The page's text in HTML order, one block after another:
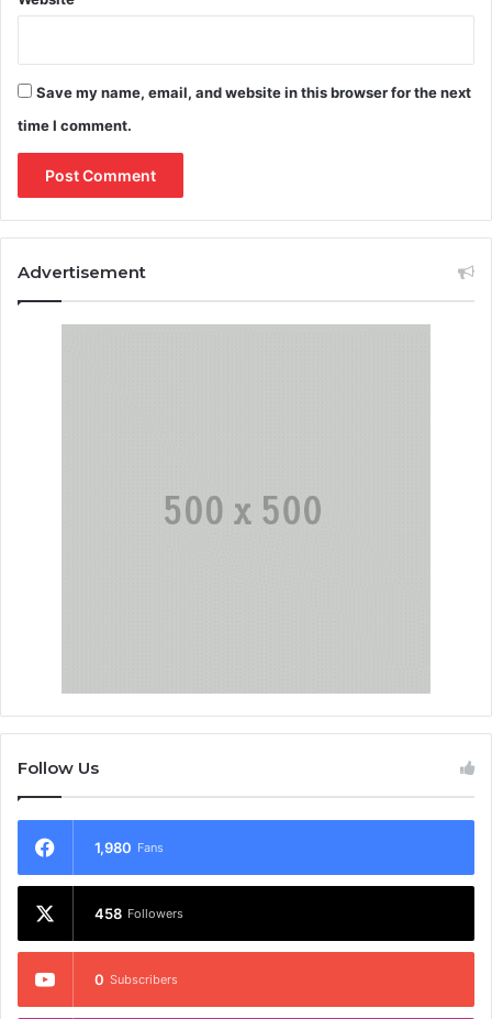
Save my name, email, and website in this browser for the next
time I comment.
Advertisement
Follow Us
1,980 Fans
458 Followers
0 Subscribers